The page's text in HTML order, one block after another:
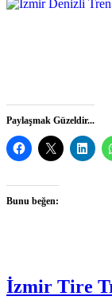
Paylaşmak Güzeldir...
Bunu beğen:
İzmir Tire